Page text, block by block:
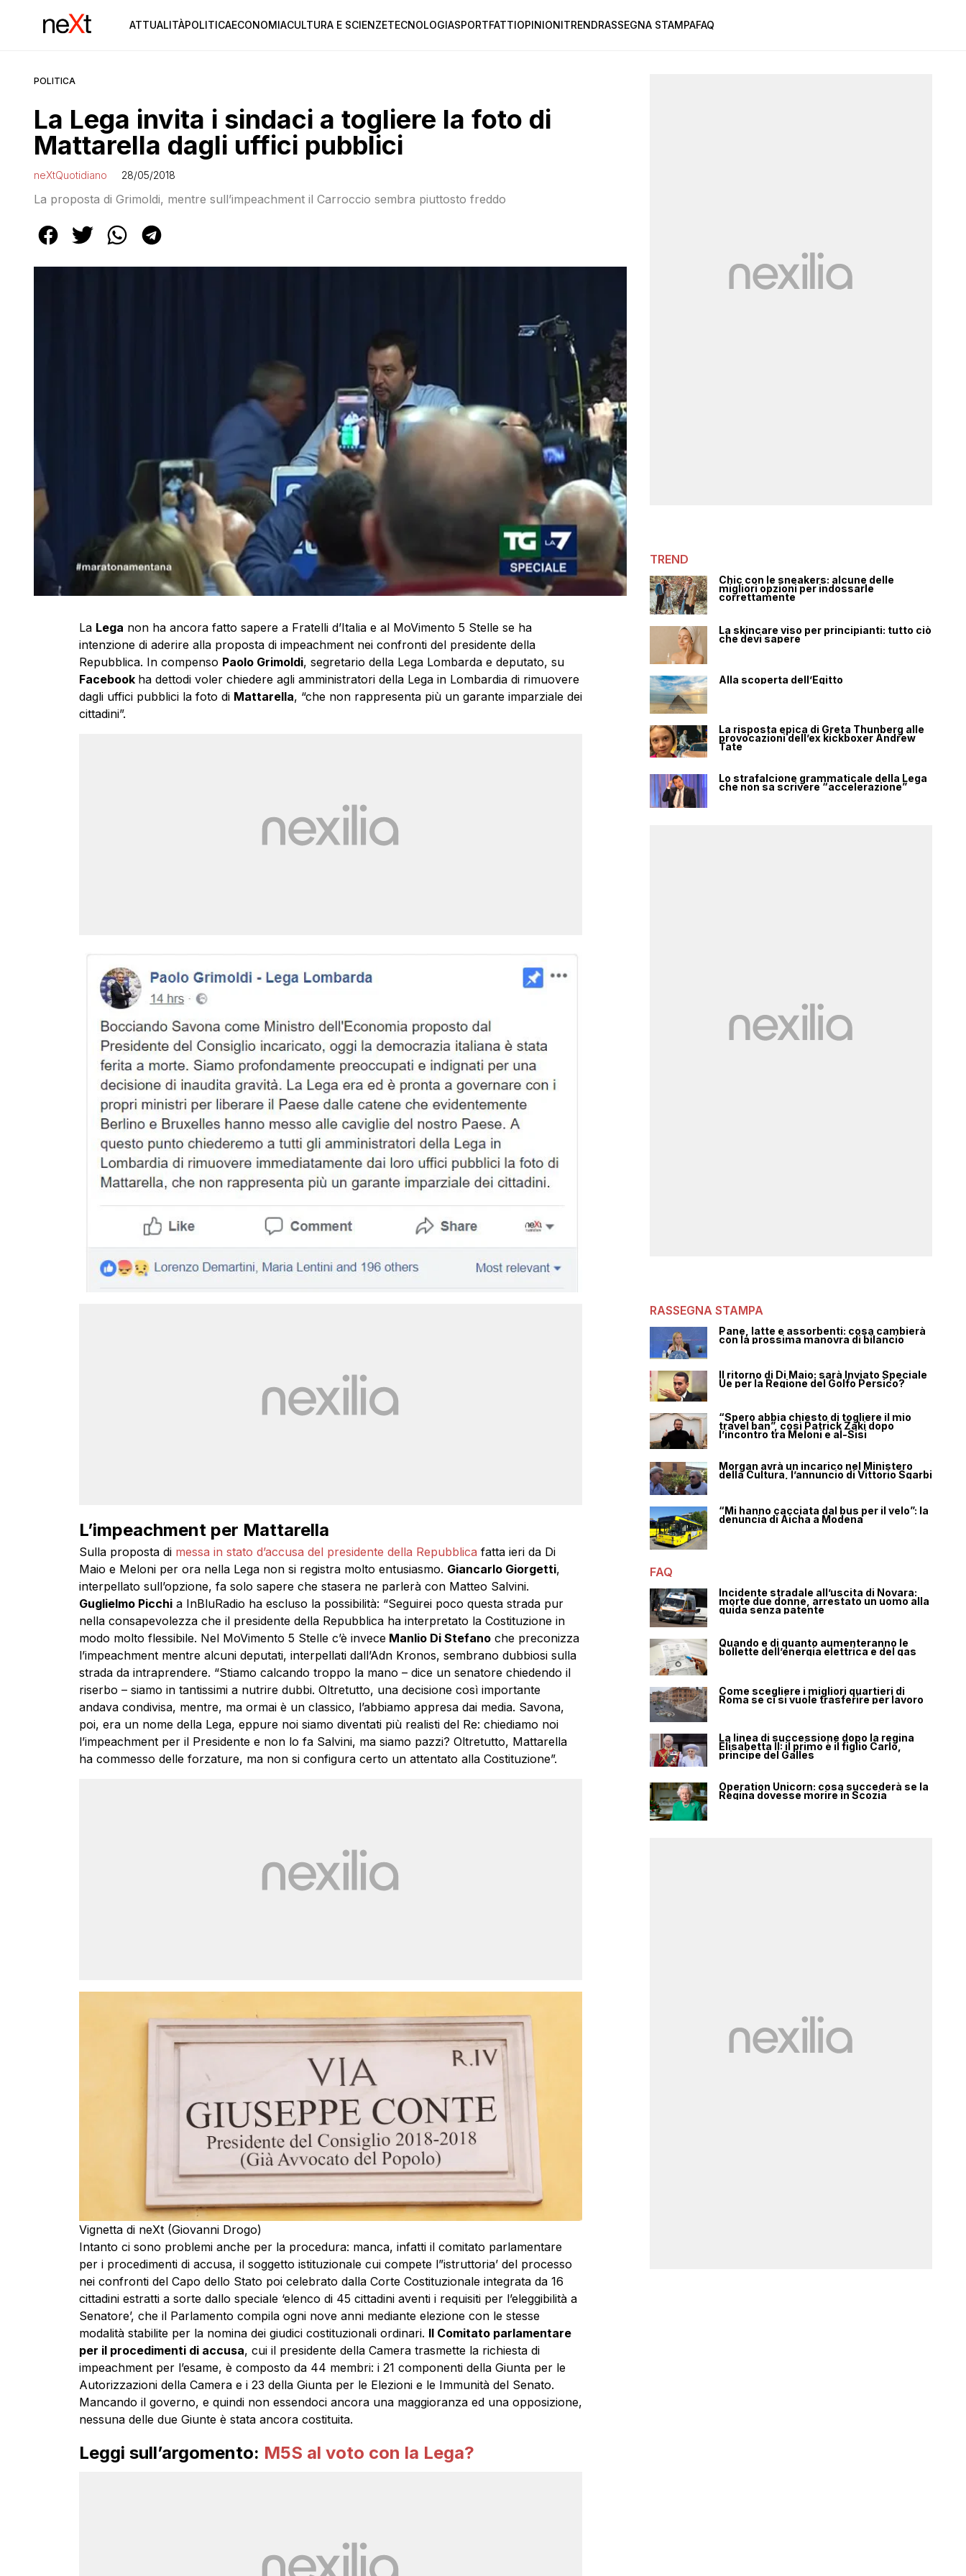
ATTUALITÀPOLITICAECONOMIACULTURA E SCIENZETECNOLOGIASPORTFATTIOPINIONITRENDRASSEGNA STAMPAFAQ
POLITICA
La Lega invita i sindaci a togliere la foto di
Mattarella dagli uffici pubblici
neXtQuotidiano 28/05/2018
La proposta di Grimoldi, mentre sull’impeachment il Carroccio sembra piuttosto freddo
La Lega non ha ancora fatto sapere a Fratelli d’Italia e al MoVimento 5 Stelle se ha
intenzione di aderire alla proposta di impeachment nei confronti del presidente della
Repubblica. In compenso Paolo Grimoldi, segretario della Lega Lombarda e deputato, su
Facebook ha dettodi voler chiedere agli amministratori della Lega in Lombardia di rimuovere
dagli uffici pubblici la foto di Mattarella, “che non rappresenta più un garante imparziale dei
cittadini”.
L’impeachment per Mattarella
Sulla proposta di messa in stato d’accusa del presidente della Repubblica fatta ieri da Di
Maio e Meloni per ora nella Lega non si registra molto entusiasmo. Giancarlo Giorgetti,
interpellato sull’opzione, fa solo sapere che stasera ne parlerà con Matteo Salvini.
Guglielmo Picchia InBluRadio ha escluso la possibilità: “Seguirei poco questa strada pur
nella consapevolezza che il presidente della Repubblica ha interpretato la Costituzione in
modo molto flessibile. Nel MoVimento 5 Stelle c’è inveceManlio Di Stefanoche preconizza
l’impeachment mentre alcuni deputati, interpellati dall’Adn Kronos, sembrano dubbiosi sulla
strada da intraprendere. “Stiamo calcando troppo la mano – dice un senatore chiedendo il
riserbo – siamo in tantissimi a nutrire dubbi. Oltretutto, una decisione così importante
andava condivisa, mentre, ma ormai è un classico, l’abbiamo appresa dai media. Savona,
poi, era un nome della Lega, eppure noi siamo diventati più realisti del Re: chiediamo noi
l’impeachmentper il Presidente e non lo fa Salvini, ma siamo pazzi? Oltretutto, Mattarella
ha commesso delle forzature, ma non si configura certo un attentato alla Costituzione”.
Vignetta di neXt (Giovanni Drogo)
Intanto ci sono problemi anche per la procedura: manca, infatti il comitato parlamentare
per i procedimenti di accusa, il soggetto istituzionale cui compete l”istruttoria’ del processo
nei confronti del Capo dello Stato poi celebrato dalla Corte Costituzionale integrata da 16
cittadini estratti a sorte dallo speciale ‘elenco di 45 cittadini aventi i requisiti per l’eleggibilità a
Senatore’, che il Parlamento compila ogni nove anni mediante elezione con le stesse
modalità stabilite per la nomina dei giudici costituzionali ordinari. Il Comitato parlamentare
per il procedimenti di accusa, cui il presidente della Camera trasmette la richiesta di
impeachment per l’esame, è composto da 44 membri: i 21 componenti della Giunta per le
Autorizzazioni della Camera e i 23 della Giunta per le Elezioni e le Immunità del Senato.
Mancando il governo, e quindi non essendoci ancora una maggioranza ed una opposizione,
nessuna delle due Giunte è stata ancora costituita.
Leggi sull’argomento: M5S al voto con la Lega?
TREND
Chic con le sneakers: alcune delle
migliori opzioni per indossarle
correttamente
La skincare viso per principianti: tutto ciò
che devi sapere
Alla scoperta dell’Egitto
La risposta epica di Greta Thunberg alle
provocazioni dell’ex kickboxer Andrew
Tate
Lo strafalcione grammaticale della Lega
che non sa scrivere “accelerazione”
RASSEGNA STAMPA
Pane, latte e assorbenti: cosa cambierà
con la prossima manovra di bilancio
Il ritorno di Di Maio: sarà Inviato Speciale
Ue per la Regione del Golfo Persico?
“Spero abbia chiesto di togliere il mio
travel ban”, così Patrick Zaki dopo
l’incontro tra Meloni e al-Sisi
Morgan avrà un incarico nel Ministero
della Cultura, l’annuncio di Vittorio Sgarbi
“Mi hanno cacciata dal bus per il velo”: la
denuncia di Aicha a Modena
FAQ
Incidente stradale all’uscita di Novara:
morte due donne, arrestato un uomo alla
guida senza patente
Quando e di quanto aumenteranno le
bollette dell’energia elettrica e del gas
Come scegliere i migliori quartieri di
Roma se ci si vuole trasferire per lavoro
La linea di successione dopo la regina
Elisabetta II: il primo è il figlio Carlo,
principe del Galles
Operation Unicorn: cosa succederà se la
Regina dovesse morire in Scozia